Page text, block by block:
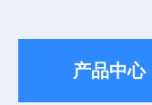
产品中心